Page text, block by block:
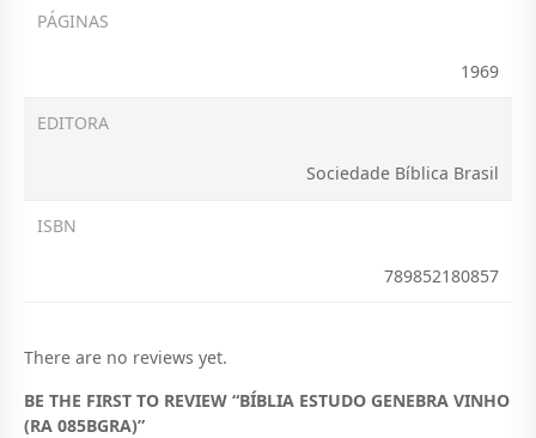
PÁGINAS
1969
EDITORA
Sociedade Bíblica Brasil
ISBN
789852180857
There are no reviews yet.
BE THE FIRST TO REVIEW “BÍBLIA ESTUDO GENEBRA VINHO
(RA 085BGRA)”